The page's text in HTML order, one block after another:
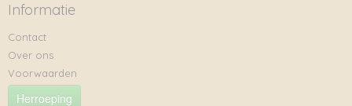
Informatie
Contact
Over ons
Voorwaarden
Herroeping